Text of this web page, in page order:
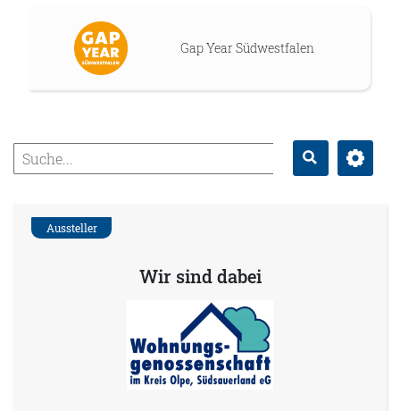
Gap Year Südwestfalen
Suche
Aussteller
Wir sind dabei